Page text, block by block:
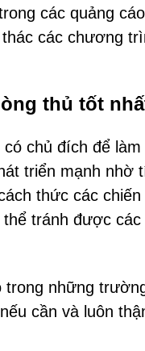
các quảng
các chương
thủ tốt
chủ đích để
triển mạnh nhờ
thức các
tránh được
trong những
cần và luôn